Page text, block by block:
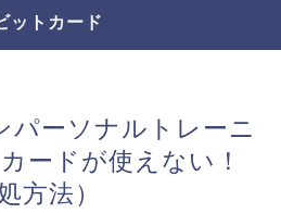
ットカード
パーソナルトレーニ
ードが使えない！
方法）